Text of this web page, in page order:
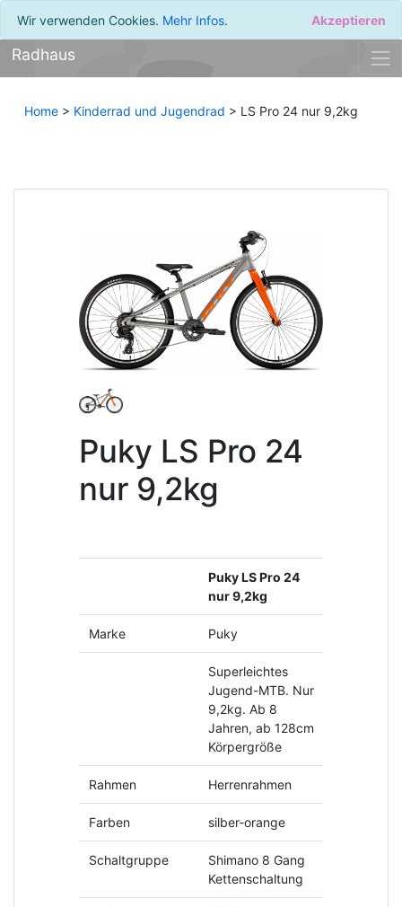
Wir verwenden Cookies. Mehr Infos. Akzeptieren
Radhaus
Home> Kinderrad und Jugendrad > LS Pro 24 nur 9,2kg
Puky LS Pro 24
nur 9,2kg
Puky LS Pro 24
nur 9,2kg
Marke Puky
Superleichtes
Jugend-MTB. Nur
9,2kg. Ab 8
Jahren, ab 128cm
Körpergröße
Rahmen Herrenrahmen
Farben silber-orange
Schaltgruppe
Shimano 8 Gang
Kettenschaltung